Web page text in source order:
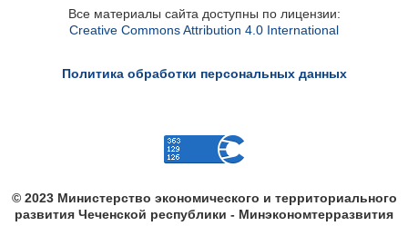
Все материалы сайта доступны по лицензии:
Creative Commons Attribution 4.0 International
Политика обработки персональных данных
© 2023 Министерство экономического и территориального
развития Чеченской республики - Минэкономтерразвития